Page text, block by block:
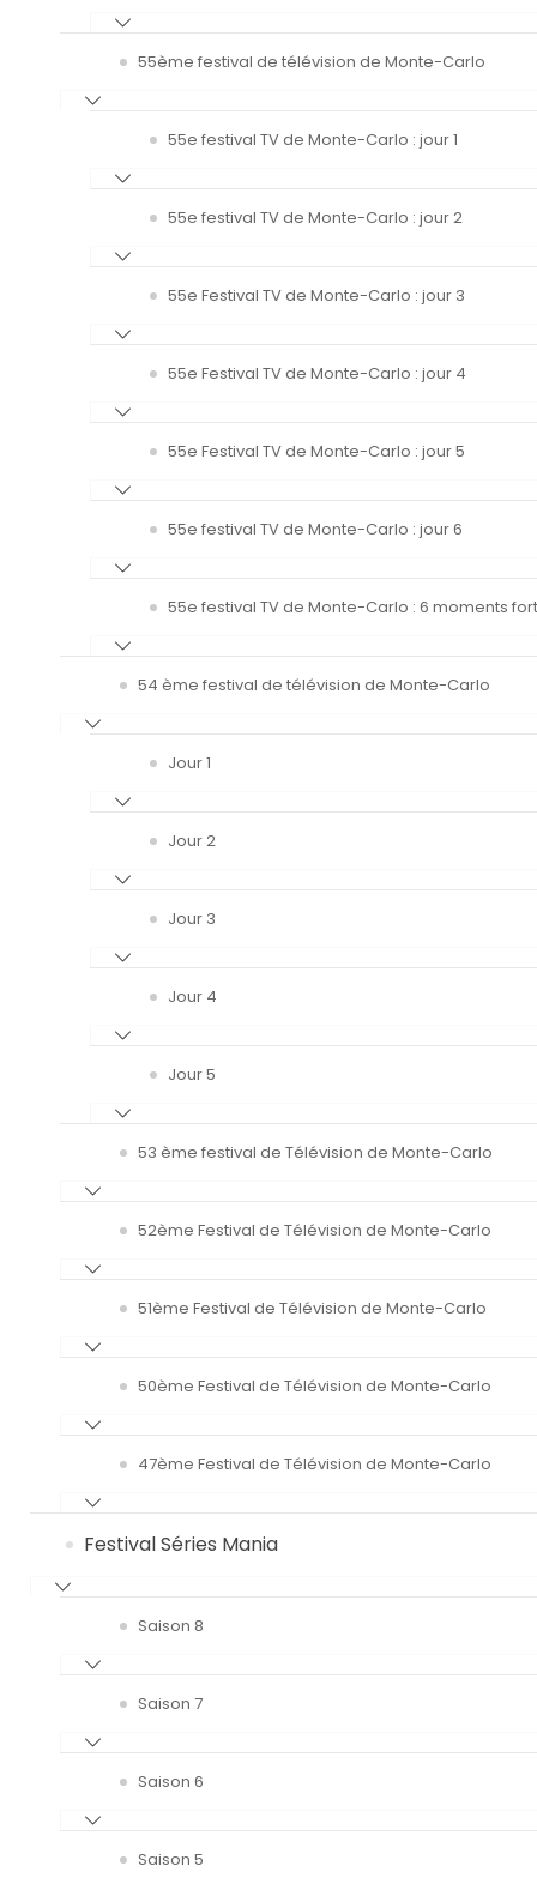
55ème festival de télévision de Monte-Carlo
55e festival TV de Monte-Carlo : jour 1
55e festival TV de Monte-Carlo : jour 2
55e Festival TV de Monte-Carlo : jour 3
55e Festival TV de Monte-Carlo : jour 4
55e Festival TV de Monte-Carlo : jour 5
55e festival TV de Monte-Carlo : jour 6
55e festival TV de Monte-Carlo : 6 moments
54 ème festival de télévision de Monte-Carlo
Jour 1
Jour 2
Jour 3
Jour 4
Jour 5
53 ème festival de Télévision de Monte-Carlo
52ème Festival de Télévision de Monte-Carlo
51ème Festival de Télévision de Monte-Carlo
50ème Festival de Télévision de Monte-Carlo
47ème Festival de Télévision de Monte-Carlo
Festival Séries Mania
Saison 8
Saison 7
Saison 6
Saison 5